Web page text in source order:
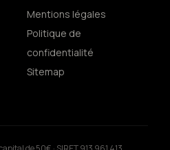
Mentions légales
Politique de
confidentialité
Sitemap